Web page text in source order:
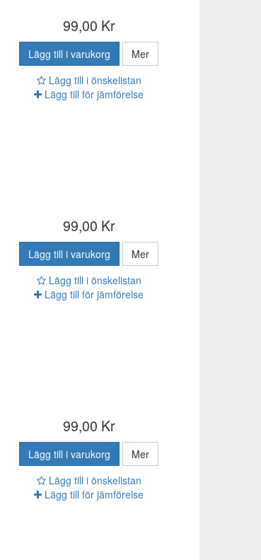
99,00 Kr
Lägg till i varukorg
Mer
Lägg till i önskelistan
Lägg till för jämförelse
99,00 Kr
Lägg till i varukorg
Mer
Lägg till i önskelistan
Lägg till för jämförelse
99,00 Kr
Lägg till i varukorg
Mer
Lägg till i önskelistan
Lägg till för jämförelse